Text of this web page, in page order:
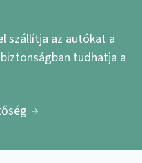
szállítja az autókat a
tudhatja a